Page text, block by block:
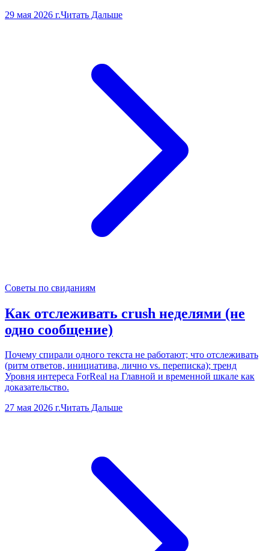
29 мая 2026 г.Читать Дальше
Советы по свиданиям
Как отслеживать crush неделями (не
одно сообщение)
Почему спирали одного текста не работают; что отслеживать
(ритм ответов, инициатива, лично vs. переписка); тренд
Уровня интереса ForReal на Главной и временной шкале как
доказательство.
27 мая 2026 г.Читать Дальше